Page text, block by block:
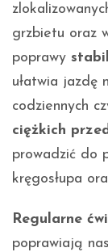
grzbietu oraz
poprawy
ułatwia jazdę
codziennych
ciężkich
prowadzić do
kręgosłupa
Regularne
poprawiają